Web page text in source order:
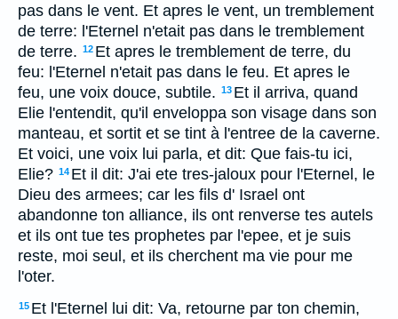
pas dans le vent. Et apres le vent, un tremblement
de terre: l'Eternel n'etait pas dans le tremblement
de terre. 12 Et apres le tremblement de terre, du
feu: l'Eternel n'etait pas dans le feu. Et apres le
feu, une voix douce, subtile. 13 Et il arriva, quand
Elie l'entendit, qu'il enveloppa son visage dans son
manteau, et sortit et se tint à l'entree de la caverne.
Et voici, une voix lui parla, et dit: Que fais-tu ici,
Elie? 14 Et il dit: J'ai ete tres-jaloux pour l'Eternel, le
Dieu des armees; car les fils d' Israel ont
abandonne ton alliance, ils ont renverse tes autels
et ils ont tue tes prophetes par l'epee, et je suis
reste, moi seul, et ils cherchent ma vie pour me
l'oter.
15 Et l'Eternel lui dit: Va, retourne par ton chemin,